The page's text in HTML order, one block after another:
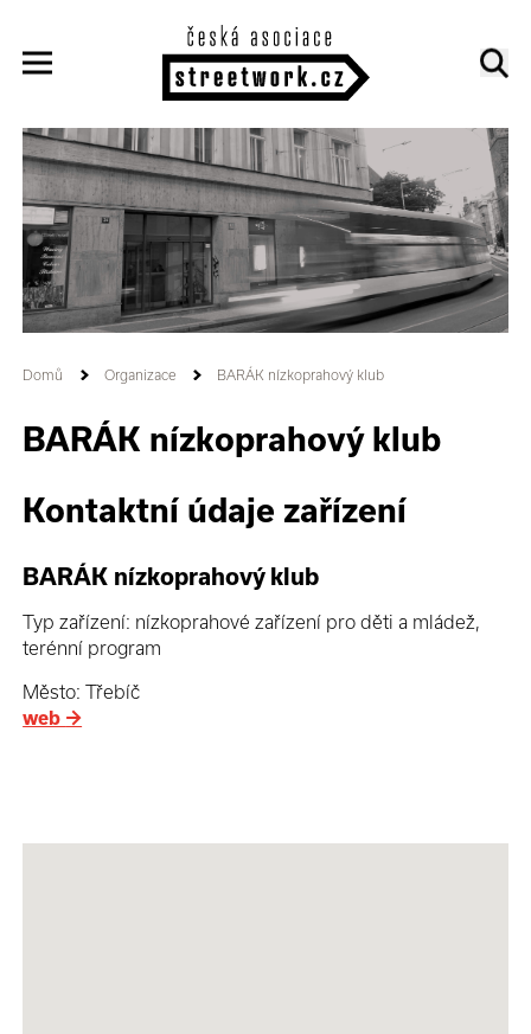
Domů Organizace BARÁK nízkoprahový klub
BARÁK nízkoprahový klub
Kontaktní údaje zařízení
BARÁK nízkoprahový klub
Typ zařízení: nízkoprahové zařízení pro děti a mládež,
terénní program
Město: Třebíč
web →